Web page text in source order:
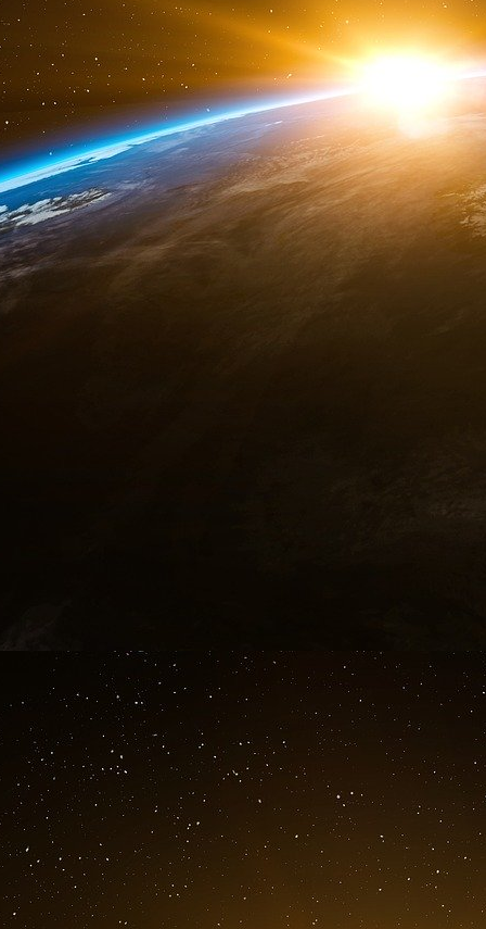
Ce que disent les gens
Le président français Emmanuel Macron,
lundi : « Que ferons-nous demain en Europe
guerre de la Méditerranée ? S’il envoie
Pacifique ? »
Prochaines étapes
Dans les mois à venir, des réunions clés
sur des initiatives de défense,
financement accru de la production d’armes.